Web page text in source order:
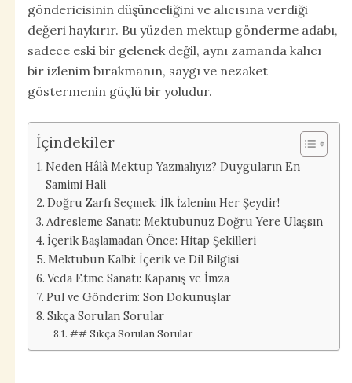
göndericisinin düşünceliğini ve alıcısına verdiği
değeri haykırır. Bu yüzden mektup gönderme adabı,
sadece eski bir gelenek değil, aynı zamanda kalıcı
bir izlenim bırakmanın, saygı ve nezaket
göstermenin güçlü bir yoludur.
İçindekiler
Neden Hâlâ Mektup Yazmalıyız? Duyguların En
Samimi Hali
Doğru Zarfı Seçmek: İlk İzlenim Her Şeydir!
Adresleme Sanatı: Mektubunuz Doğru Yere Ulaşsın
İçerik Başlamadan Önce: Hitap Şekilleri
Mektubun Kalbi: İçerik ve Dil Bilgisi
Veda Etme Sanatı: Kapanış ve İmza
Pul ve Gönderim: Son Dokunuşlar
Sıkça Sorulan Sorular
## Sıkça Sorulan Sorular